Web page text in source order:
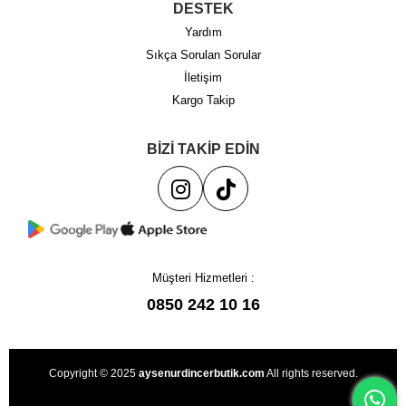
DESTEK
Yardım
Sıkça Sorulan Sorular
İletişim
Kargo Takip
BİZİ TAKİP EDİN
Müşteri Hizmetleri :
0850 242 10 16
Copyright © 2025 aysenurdincerbutik.com All rights reserved.